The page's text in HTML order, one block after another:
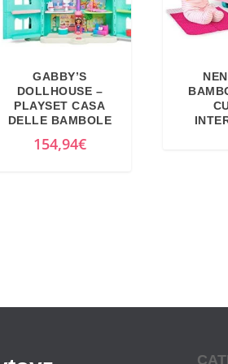
GABBY’S
DOLLHOUSE –
PLAYSET CASA
DELLE BAMBOLE
154,94€